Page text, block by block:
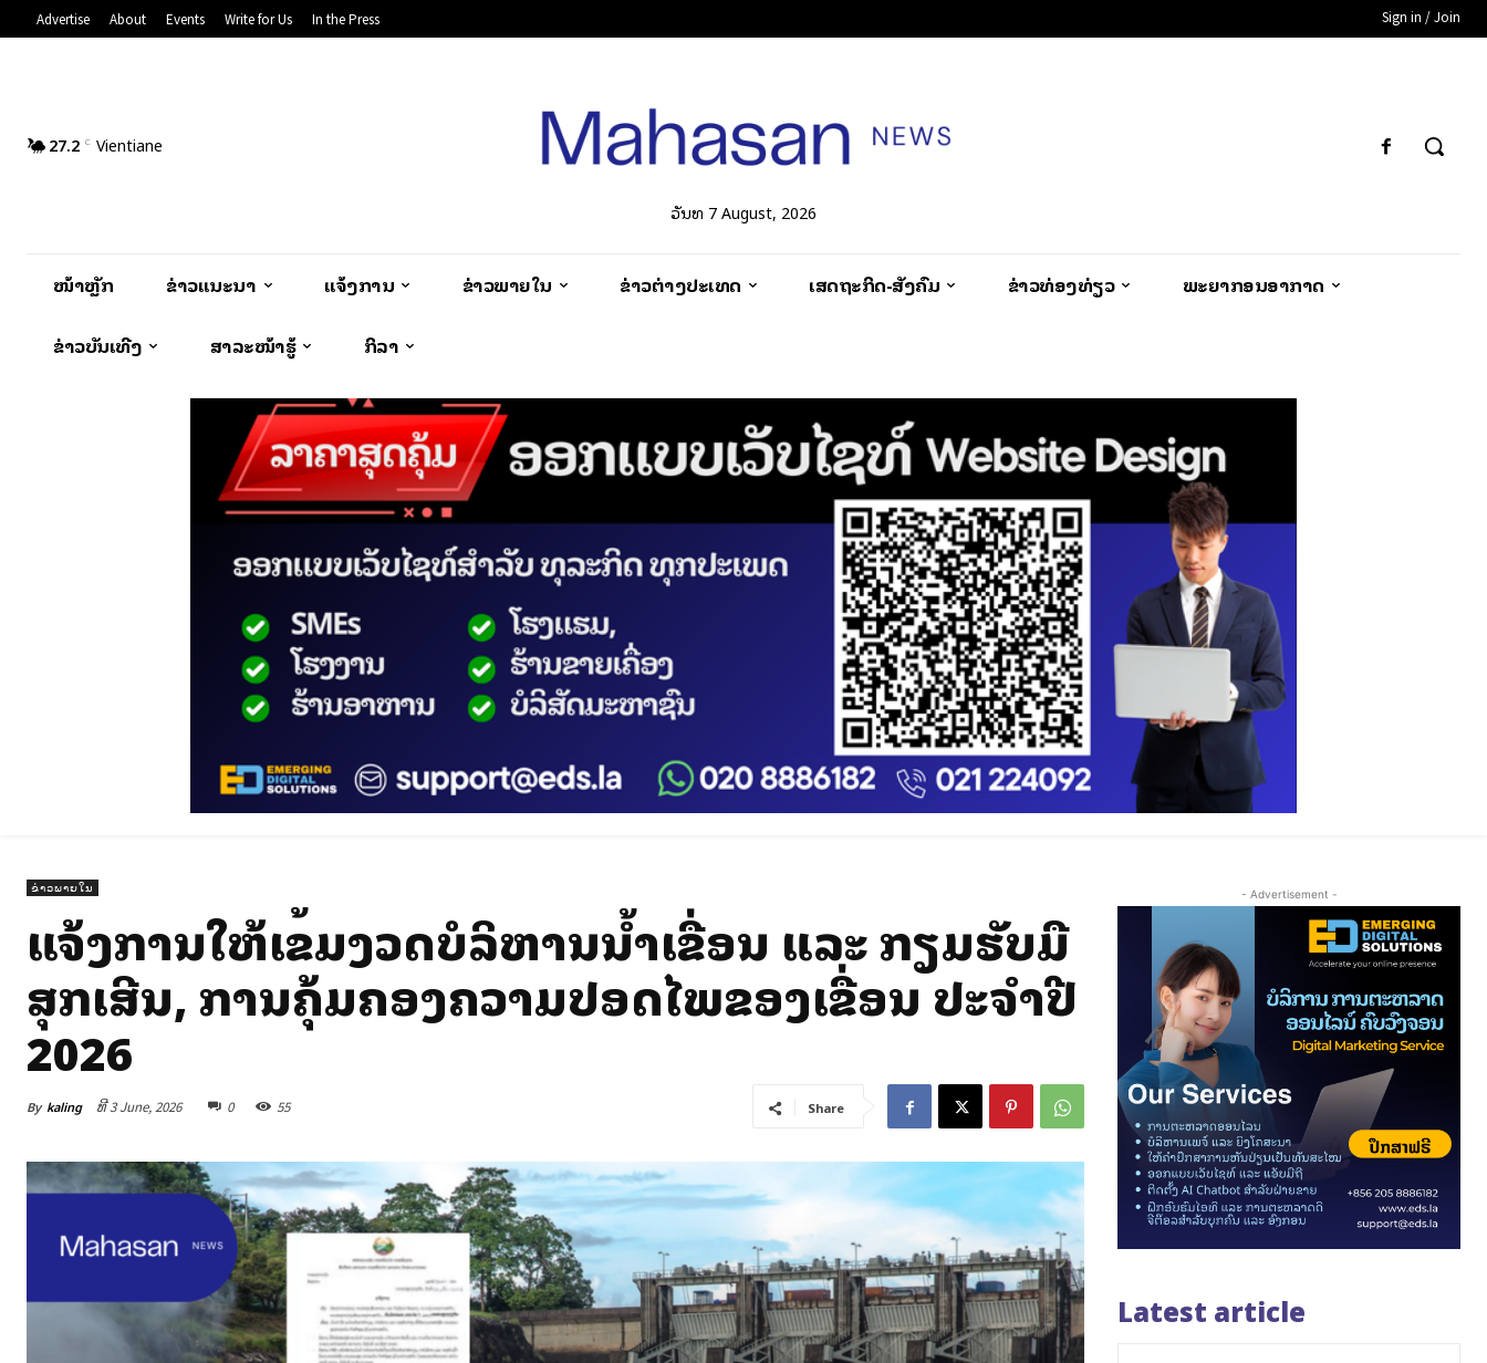
Advertise About Events Write for Us In the Press Sign in / Join
27.2 C Vientiane
ວັນທີ 7 August, 2026
ໜ້າຫຼັກ ຂ່າວແນະນຳ ແຈ້ງການ ຂ່າວພາຍໃນ ຂ່າວຕ່າງປະເທດ ເສດຖະກິດ-ສັງຄົມ ຂ່າວທ່ອງທ່ຽວ ພະຍາກອນອາກາດ
ຂ່າວບັນເທີງ ສາລະໜ້າຮູ້ ກິລາ
ຂ່າວພາຍໃນ
ແຈ້ງການໃຫ້ເຂັ້ມງວດບໍລິຫານນໍ້າເຂື່ອນ ແລະ ກຽມຮັບມື
ສຸກເສີນ, ການຄຸ້ມຄອງຄວາມປອດໄພຂອງເຂື່ອນ ປະຈໍາປີ
2026
By kaling ທີ 3 June, 2026 0 55 Share
- Advertisement -
Latest article